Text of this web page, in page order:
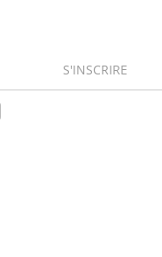
S'INSCRIRE